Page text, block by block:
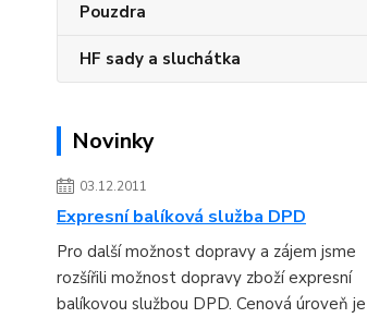
Pouzdra
HF sady a sluchátka
Novinky
03.12.2011
Expresní balíková služba DPD
Pro další možnost dopravy a zájem jsme
rozšířili možnost dopravy zboží expresní
balíkovou službou DPD. Cenová úroveň je